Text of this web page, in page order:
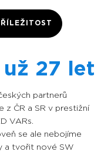
už 27 let
partnerů
z ČR a SR v prestižní
VARs.
se ale nebojíme
a tvořit nové SW